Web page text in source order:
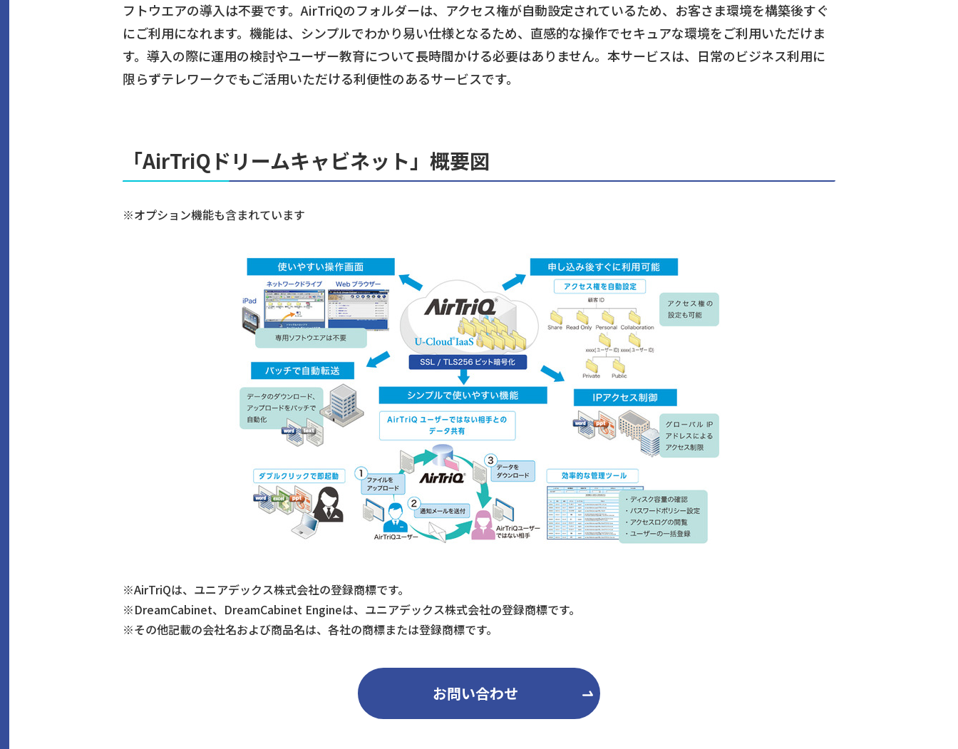
フトウエアの導入は不要です。AirTriQのフォルダーは、アクセス権が自動設定されているため、お客さま環境を構築後すぐ
にご利用になれます。機能は、シンプルでわかり易い仕様となるため、直感的な操作でセキュアな環境をご利用いただけま
す。導入の際に運用の検討やユーザー教育について長時間かける必要はありません。本サービスは、日常のビジネス利用に
限らずテレワークでもご活用いただける利便性のあるサービスです。
「AirTriQドリームキャビネット」概要図
※オプション機能も含まれています
※AirTriQは、ユニアデックス株式会社の登録商標です。
※DreamCabinet、DreamCabinet Engineは、ユニアデックス株式会社の登録商標です。
※その他記載の会社名および商品名は、各社の商標または登録商標です。
お問い合わせ